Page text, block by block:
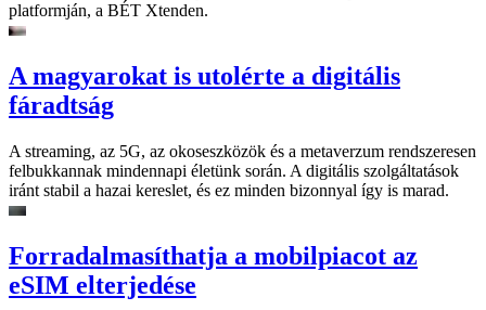
platformján, a BÉT Xtenden.
A magyarokat is utolérte a digitális
fáradtság
A streaming, az 5G, az okoseszközök és a metaverzum rendszeresen
felbukkannak mindennapi életünk során. A digitális szolgáltatások
iránt stabil a hazai kereslet, és ez minden bizonnyal így is marad.
Forradalmasíthatja a mobilpiacot az
eSIM elterjedése